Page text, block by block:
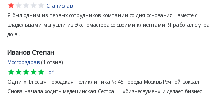
star
star
star
star
star
Станислав
Я был одним из первых сотрудников компании со дня основания - вместе с
владельцами мы ушли из Экспомастера со своими клиентами. Я работал с утра
до в...
Иванов Степан
Мосгорздрав (1 отзыв)
star
star
star
star
star
Lori
Одни «Плюсы»! Городская поликлиника № 45 города МосквыРечной вокзал:
Снова начала ходить медецинская Сестра — «бизнесвумен» и делает бизнес